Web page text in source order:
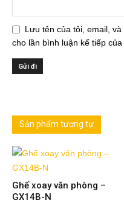
Lưu tên của tôi, email,
cho lần bình luận kế tiếp của
Sản phẩm tương tự
Ghế xoay văn phòng –
GX14B-N